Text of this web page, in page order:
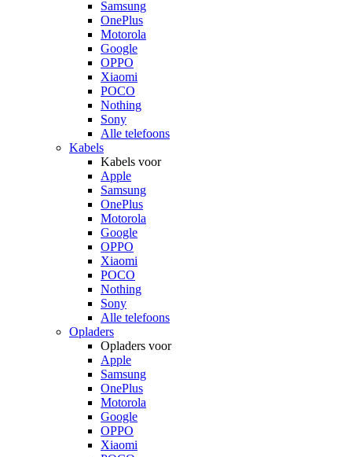
Samsung
OnePlus
Motorola
Google
OPPO
Xiaomi
POCO
Nothing
Sony
Alle telefoons
Kabels
Kabels voor
Apple
Samsung
OnePlus
Motorola
Google
OPPO
Xiaomi
POCO
Nothing
Sony
Alle telefoons
Opladers
Opladers voor
Apple
Samsung
OnePlus
Motorola
Google
OPPO
Xiaomi